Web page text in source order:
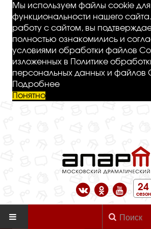
Мы используем файлы cookie для
функциональности нашего
работу с сайтом, вы
полностью ознакомились и
условиями обработки файлов
изложенных в Политике
персональных данных и файлов
Подробнее
Понятно
24
сезон